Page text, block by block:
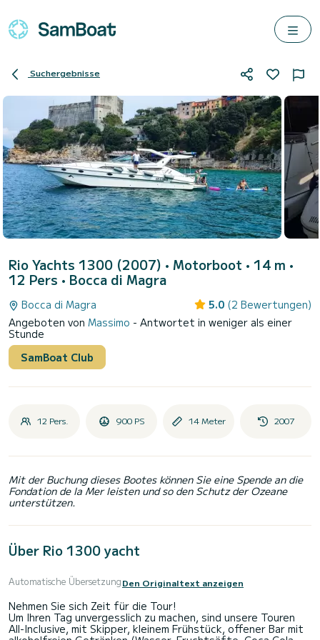
Suchergebnisse
Rio Yachts 1300 (2007) • Motorboot • 14 m •
12 Pers • Bocca di Magra
Bocca di Magra 5.0 (2 Bewertungen)
Angeboten von Massimo - Antwortet in weniger als einer
Stunde
SamBoat Club
12 Pers. 900 PS 14 Meter 2007
Mit der Buchung dieses Bootes können Sie eine Spende an die
Fondation de la Mer leisten und so den Schutz der Ozeane
unterstützen.
Über Rio 1300 yacht
Automatische ÜbersetzungDen Originaltext anzeigen
Nehmen Sie sich Zeit für die Tour!
Um Ihren Tag unvergesslich zu machen, sind unsere Touren
All-Inclusive, mit Skipper, kleinem Frühstück, offener Bar mit